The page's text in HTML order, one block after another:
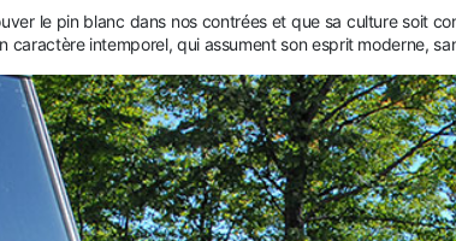
le pin blanc dans nos contrées et que sa culture
caractère intemporel, qui assument son esprit moderne,